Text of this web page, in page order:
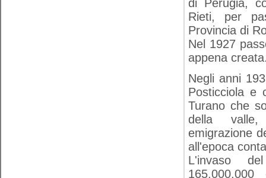
di Perugia,
Rieti, per
Provincia di
Nel 1927
appena
Negli anni
Posticciola e
Turano che
della
emigrazione
all'epoca
L'invaso